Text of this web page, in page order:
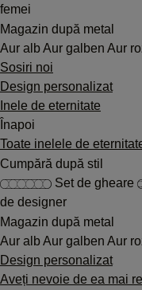
femei
Magazin după metal
Aur albAur galben Aur
Sosiri noi
Design personalizat
Inele de eternitate
Înapoi
Toate inelele de
Cumpără după stil
Set de gheare
de designer
Magazin după metal
Aur albAur galben Aur
Design personalizat
Aveți nevoie de ea mai